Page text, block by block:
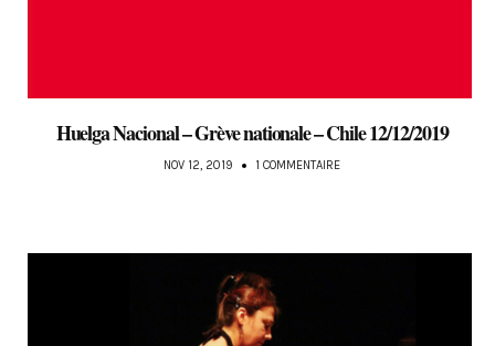
Huelga Nacional – Grève nationale – Chile 12/12/2019
NOV 12, 2019 1 COMMENTAIRE